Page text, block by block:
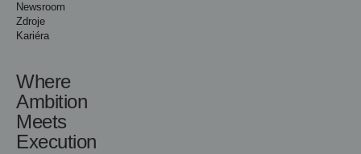
Newsroom
Zdroje
Kariéra
Where
Ambition
Meets
Execution